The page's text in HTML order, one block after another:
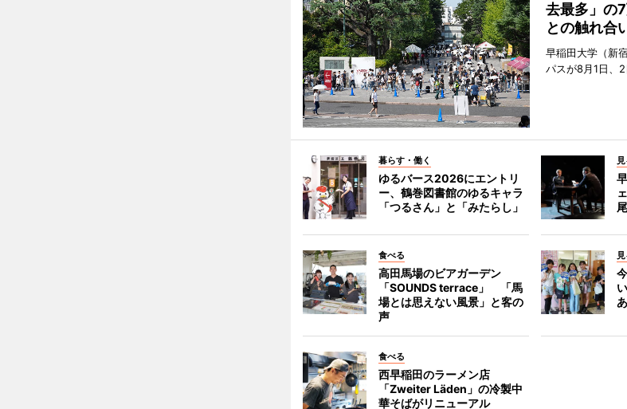
去最多」
との触れ合
早稲田大学（新
パスが8月1日、2
暮らす・働く
ゆるバース2026にエントリ
ー、鶴巻図書館のゆるキャラ
「つるさん」と「みたらし」
食べる
高田馬場のビアガーデン
「SOUNDS terrace」 「馬
場とは思えない風景」と客の
声
食べる
西早稲田のラーメン店
「Zweiter Läden」の冷製中
華そばがリニューアル